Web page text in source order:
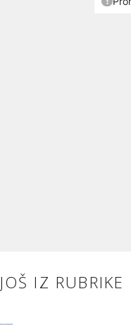
JOŠ IZ RUBRIKE